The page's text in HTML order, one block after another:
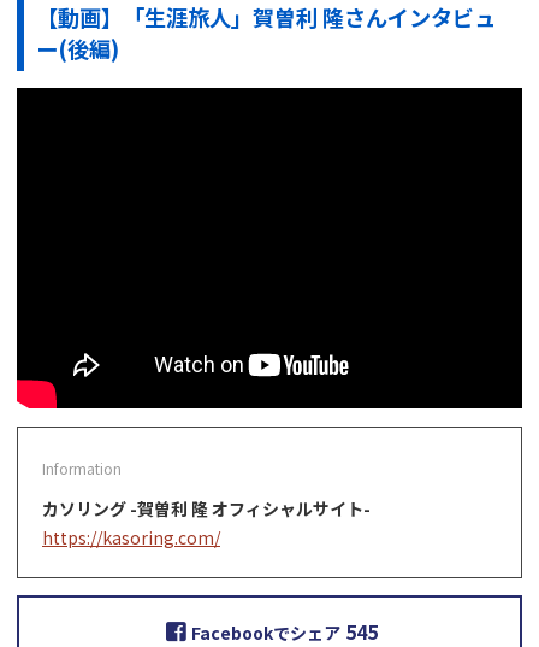
【動画】「生涯旅人」賀曽利 隆さんインタビュ
ー(後編)
カソリング -賀曽利 隆 オフィシャルサイト-
https://kasoring.com/
Facebookでシェア 545